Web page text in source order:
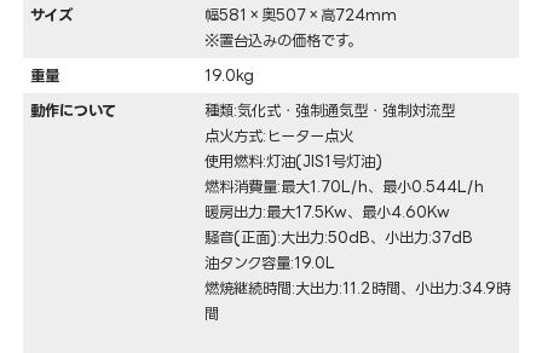
サイズ
幅581×奥507×高724mm
※置台込みの価格です。
重量 19.0kg
動作について
種類:気化式・強制通気型・強制対流型
点火方式:ヒーター点火
使用燃料:灯油(JIS1号灯油)
燃料消費量:最大1.70L/h、最小0.544L/h
暖房出力:最大17.5Kw、最小4.60Kw
騒音(正面):大出力:50dB、小出力:37dB
油タンク容量:19.0L
燃焼継続時間:大出力:11.2時間、小出力:34.9時
間